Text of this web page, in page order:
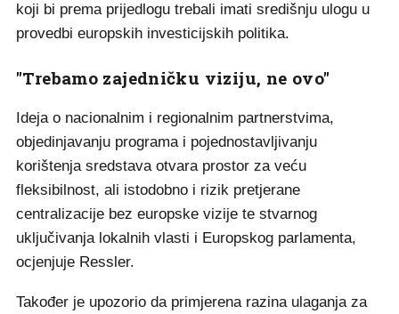
koji bi prema prijedlogu trebali imati središnju ulogu u
provedbi europskih investicijskih politika.
"Trebamo zajedničku viziju, ne ovo"
Ideja o nacionalnim i regionalnim partnerstvima,
objedinjavanju programa i pojednostavljivanju
korištenja sredstava otvara prostor za veću
fleksibilnost, ali istodobno i rizik pretjerane
centralizacije bez europske vizije te stvarnog
uključivanja lokalnih vlasti i Europskog parlamenta,
ocjenjuje Ressler.
Također je upozorio da primjerena razina ulaganja za